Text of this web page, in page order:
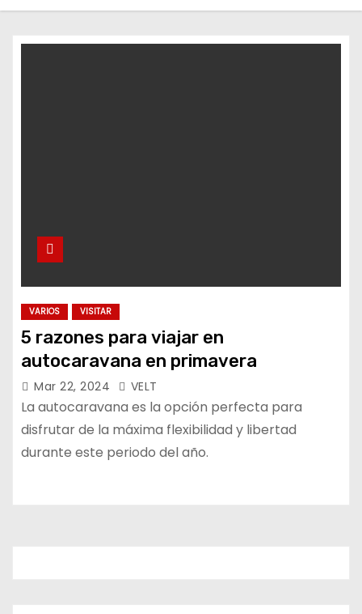
o
VARIOS VISITAR
5 razones para viajar en
autocaravana en primavera
Mar 22, 2024 VELT
La autocaravana es la opción perfecta para
disfrutar de la máxima flexibilidad y libertad
durante este periodo del año.